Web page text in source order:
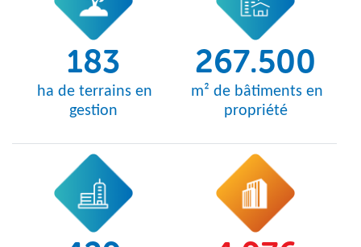
183
ha de terrains en
gestion
267.500
m² de bâtiments en
propriété